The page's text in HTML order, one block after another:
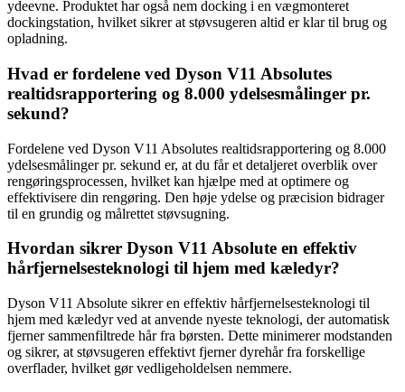
ydeevne. Produktet har også nem docking i en vægmonteret
dockingstation, hvilket sikrer at støvsugeren altid er klar til brug og
opladning.
Hvad er fordelene ved Dyson V11 Absolutes
realtidsrapportering og 8.000 ydelsesmålinger pr.
sekund?
Fordelene ved Dyson V11 Absolutes realtidsrapportering og 8.000
ydelsesmålinger pr. sekund er, at du får et detaljeret overblik over
rengøringsprocessen, hvilket kan hjælpe med at optimere og
effektivisere din rengøring. Den høje ydelse og præcision bidrager
til en grundig og målrettet støvsugning.
Hvordan sikrer Dyson V11 Absolute en effektiv
hårfjernelsesteknologi til hjem med kæledyr?
Dyson V11 Absolute sikrer en effektiv hårfjernelsesteknologi til
hjem med kæledyr ved at anvende nyeste teknologi, der automatisk
fjerner sammenfiltrede hår fra børsten. Dette minimerer modstanden
og sikrer, at støvsugeren effektivt fjerner dyrehår fra forskellige
overflader, hvilket gør vedligeholdelsen nemmere.